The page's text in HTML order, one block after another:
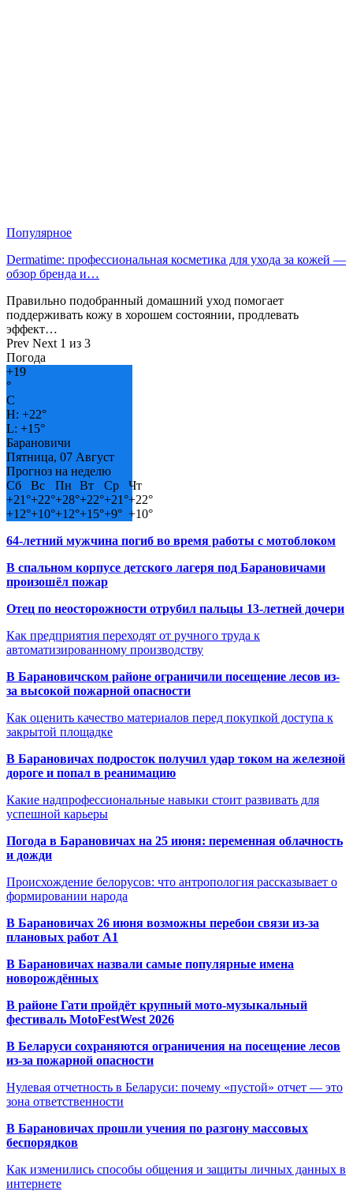
Популярное
Dermatime: профессиональная косметика для ухода за кожей —
обзор бренда и…
Правильно подобранный домашний уход помогает
поддерживать кожу в хорошем состоянии, продлевать
эффект…
Prev Next 1 из 3
Погода
+19
°
C
H: +22°
L: +15°
Барановичи
Пятница, 07 Август
Прогноз на неделю
Сб
Вс Пн Вт Ср
Чт
+21°+22°+28°+22°+21°+22°
+12°+10°+12°+15°+9° +10°
64-летний мужчина погиб во время работы с мотоблоком
В спальном корпусе детского лагеря под Барановичами
произошёл пожар
Отец по неосторожности отрубил пальцы 13-летней дочери
Как предприятия переходят от ручного труда к
автоматизированному производству
В Барановичском районе ограничили посещение лесов из-
за высокой пожарной опасности
Как оценить качество материалов перед покупкой доступа к
закрытой площадке
В Барановичах подросток получил удар током на железной
дороге и попал в реанимацию
Какие надпрофессиональные навыки стоит развивать для
успешной карьеры
Погода в Барановичах на 25 июня: переменная облачность
и дожди
Происхождение белорусов: что антропология рассказывает о
формировании народа
В Барановичах 26 июня возможны перебои связи из-за
плановых работ A1
В Барановичах назвали самые популярные имена
новорождённых
В районе Гати пройдёт крупный мото-музыкальный
фестиваль MotoFestWest 2026
В Беларуси сохраняются ограничения на посещение лесов
из-за пожарной опасности
Нулевая отчетность в Беларуси: почему «пустой» отчет — это
зона ответственности
В Барановичах прошли учения по разгону массовых
беспорядков
Как изменились способы общения и защиты личных данных в
интернете